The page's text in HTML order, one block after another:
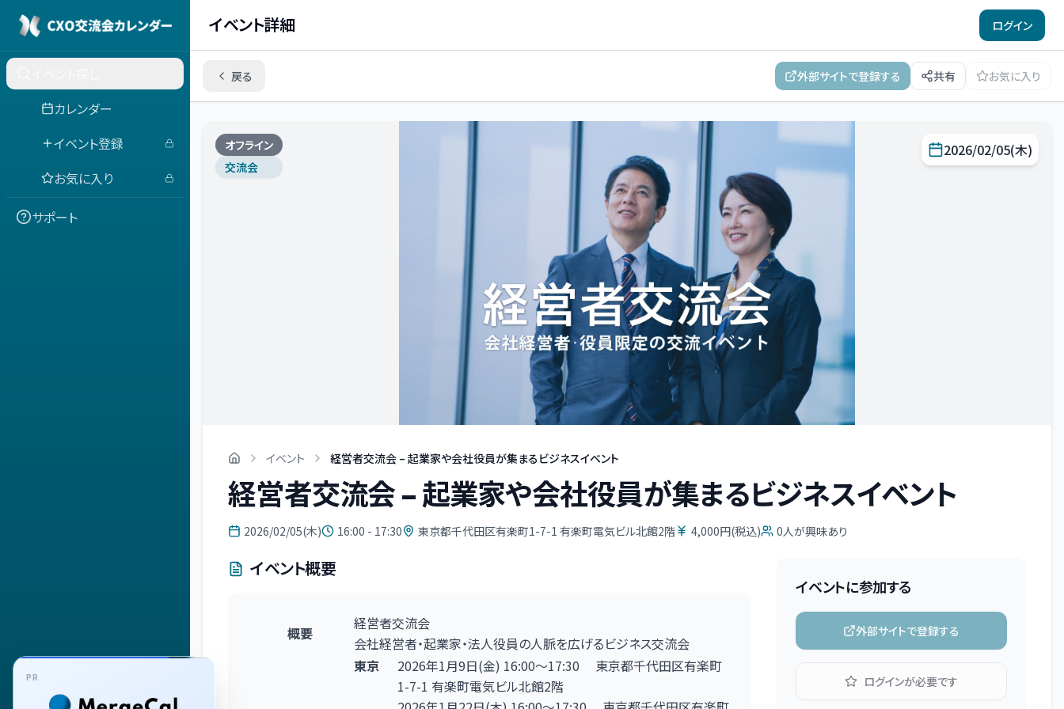
カレンダー
イベント登録
お気に入り
サポート
イベント詳細 ログイン
戻る 外部サイトで登録する 共有 お気に入り
オフライン
交流会
2026/02/05(木)
イベント 経営者交流会 – 起業家や会社役員が集まるビジネスイベント
経営者交流会 – 起業家や会社役員が集まるビジネスイベント
2026/02/05(木) 16:00 - 17:30 東京都千代田区有楽町1-7-1 有楽町電気ビル北館2階 4,000円(税込) 0人が興味あり
イベント概要
概要
経営者交流会
会社経営者・起業家・法人役員の人脈を広げるビジネス交流会
東京
2026年1月9日(金) 16:00〜17:30
東京都千代田区有楽町
1-7-1 有楽町電気ビル北館2階
イベントに参加する
外部サイトで登録する
ログインが必要です
PR